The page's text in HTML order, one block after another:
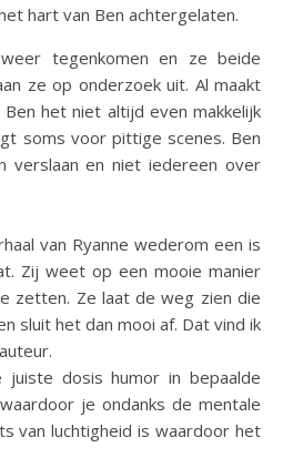
hart van Ben achtergelaten.
tegenkomen en ze beide
ze op onderzoek uit. Al maakt
het niet altijd even makkelijk
soms voor pittige scenes. Ben
verslaan en niet iedereen over
van Ryanne wederom een is
Zij weet op een mooie manier
zetten. Ze laat de weg zien die
sluit het dan mooi af. Dat vind ik
dosis humor in bepaalde
je ondanks de mentale
van luchtigheid is waardoor het